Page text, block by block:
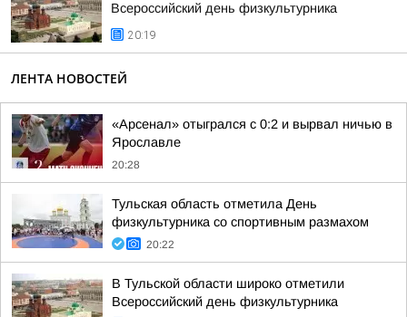
Всероссийский день физкультурника
20:19
ЛЕНТА НОВОСТЕЙ
«Арсенал» отыгрался с 0:2 и вырвал ничью в
Ярославле
20:28
Тульская область отметила День
физкультурника со спортивным размахом
20:22
В Тульской области широко отметили
Всероссийский день физкультурника